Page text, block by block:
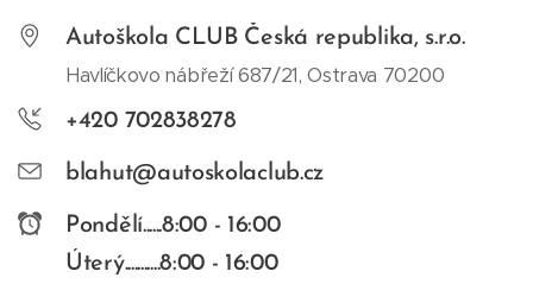
Autoškola CLUB Česká republika, s.r.o.
Havlíčkovo nábřeží 687/21, Ostrava 70200
+420 702838278
blahut@autoskolaclub.cz
Pondělí......8:00 - 16:00
Úterý...........8:00 - 16:00